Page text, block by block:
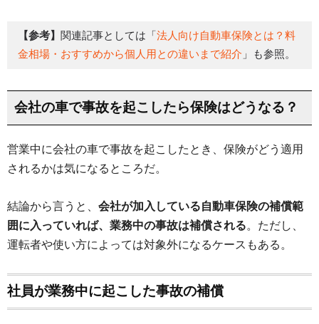
【参考】 関連記事としては「法人向け自動車保険とは？料
金相場・おすすめから個人用との違いまで紹介 」も参照。
会社の車で事故を起こしたら保険はどうなる？
営業中に会社の車で事故を起こしたとき、保険がどう適用
されるかは気になるところだ。
結論から言うと、 会社が加入している自動車保険の補償範
囲に入っていれば、業務中の事故は補償される。ただし、
運転者や使い方によっては対象外になるケースもある。
社員が業務中に起こした事故の補償